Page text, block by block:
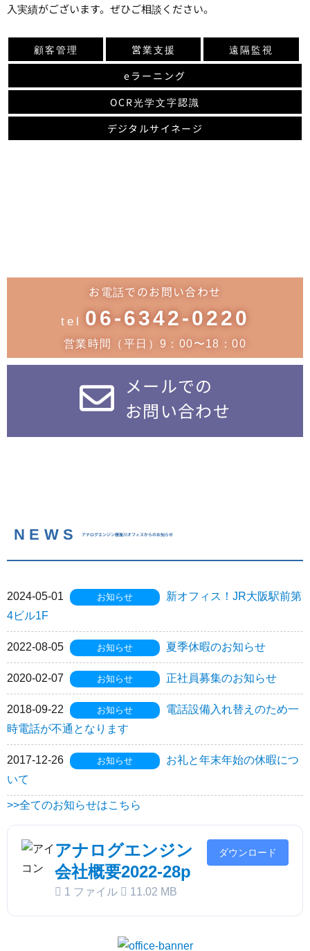
入実績がございます。ぜひご相談ください。
顧客管理 営業支援
遠隔監視
eラーニング
OCR光学文字認識
デジタルサイネージ
お電話でのお問い合わせ
tel 06-6342-0220
営業時間（平日）9：00〜18：00
メールでの
お問い合わせ
NEWS アナログエンジン寝屋川オフィスからのお知らせ
2024-05-01 お知らせ
新オフィス！JR大阪駅前第
4ビル1F
2022-08-05 お知らせ 夏季休暇のお知らせ
2020-02-07 お知らせ 正社員募集のお知らせ
2018-09-22 お知らせ
電話設備入れ替えのため一
時電話が不通となります
2017-12-26 お知らせ
お礼と年末年始の休暇につ
いて
>>全てのお知らせはこちら
アナログエンジン
会社概要2022-28p
1 ファイル 11.02 MB
ダウンロード